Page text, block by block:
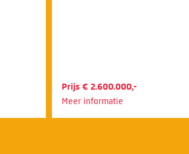
Prijs € 2.600.000,-
Meer informatie